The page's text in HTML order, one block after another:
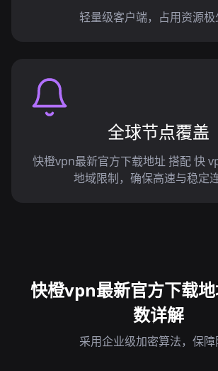
轻量级客户端，占用资源极
全球节点覆盖
快橙vpn最新官方下载地址 搭配 快
地域限制，确保高速与稳定连
快橙vpn最新官方下载
数详解
采用企业级加密算法，保障